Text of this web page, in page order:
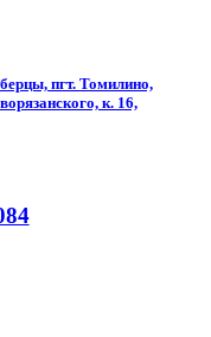
пгт. Томилино,
к. 16,